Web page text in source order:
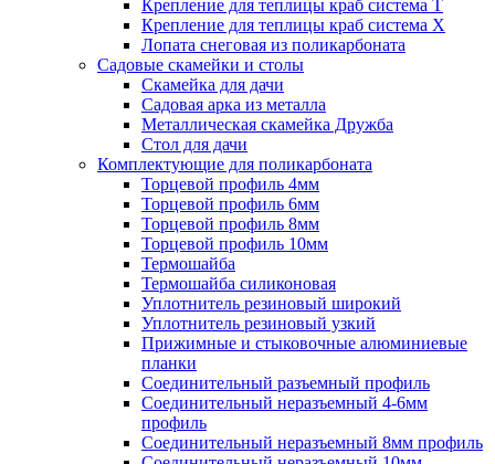
Крепление для теплицы краб система Т
Крепление для теплицы краб система Х
Лопата снеговая из поликарбоната
Садовые скамейки и столы
Скамейка для дачи
Садовая арка из металла
Металлическая скамейка Дружба
Стол для дачи
Комплектующие для поликарбоната
Торцевой профиль 4мм
Торцевой профиль 6мм
Торцевой профиль 8мм
Торцевой профиль 10мм
Термошайба
Термошайба силиконовая
Уплотнитель резиновый широкий
Уплотнитель резиновый узкий
Прижимные и стыковочные алюминиевые
планки
Соединительный разъемный профиль
Соединительный неразъемный 4-6мм
профиль
Соединительный неразъемный 8мм профиль